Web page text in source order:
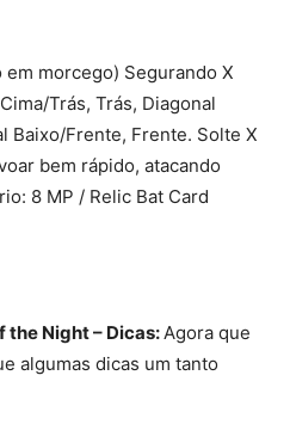
morcego) Segurando X
Trás, Trás, Diagonal
Baixo/Frente, Frente. Solte X
bem rápido, atacando
8 MP / Relic Bat Card
the Night – Dicas: Agora que
algumas dicas um tanto